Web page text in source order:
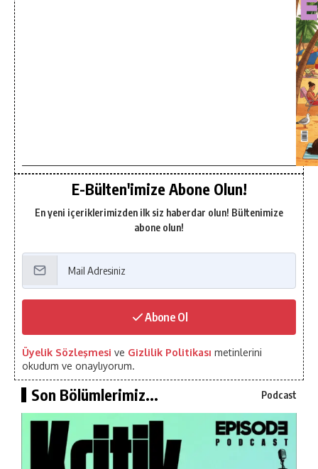
E-Bülten'imize Abone Olun!
En yeni içeriklerimizden ilk siz haberdar olun! Bültenimize
abone olun!
Abone Ol
Üyelik Sözleşmesi ve Gizlilik Politikası metinlerini
okudum ve onaylıyorum.
Son Bölümlerimiz... Podcast